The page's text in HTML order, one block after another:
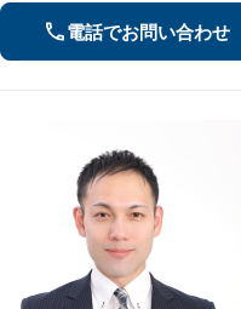
電話でお問い合わせ